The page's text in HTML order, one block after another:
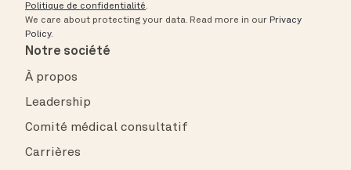
Politique de confidentialité.
We care about protecting your data. Read more in our Privacy
Policy.
Notre société
À propos
Leadership
Comité médical consultatif
Carrières